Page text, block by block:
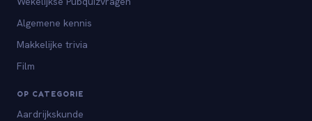
Algemene kennis
Makkelijke trivia
Film
OP CATEGORIE
Aardrijkskunde